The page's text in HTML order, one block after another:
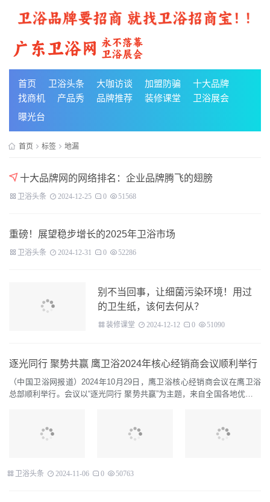
首页 卫浴头条 大咖访谈 加盟防骗
十大品牌
找商机
产品秀 品牌推荐 装修课堂
卫浴展会
曝光台
首页 标签 地漏
十大品牌网的网络排名：企业品牌腾飞的翅膀
卫浴头条 2024-12-25 0 51568
重磅！展望稳步增长的2025年卫浴市场
卫浴头条 2024-12-31 0 52286
别不当回事，让细菌污染环境！用过
的卫生纸，该何去何从？
装修课堂 2024-12-12 0 51090
逐光同行 聚势共赢 鹰卫浴2024年核心经销商会议顺利举行
（中国卫浴网报道）2024年10月29日，鹰卫浴核心经销商会议在鹰卫浴
总部顺利举行。会议以“逐光同行 聚势共赢”为主题，来自全国各地优秀核
卫浴头条 2024-11-06 0 50763